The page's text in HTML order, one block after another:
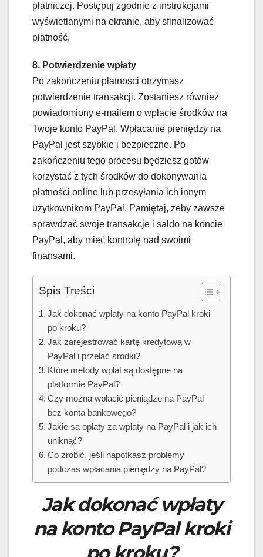
płatniczej. Postępuj zgodnie z instrukcjami
wyświetlanymi na ekranie, aby sfinalizować
płatność.
8. Potwierdzenie wpłaty
Po zakończeniu płatności otrzymasz
potwierdzenie transakcji. Zostaniesz również
powiadomiony e-mailem o wpłacie środków na
Twoje konto PayPal. Wpłacanie pieniędzy na
PayPal jest szybkie i bezpieczne. Po
zakończeniu tego procesu będziesz gotów
korzystać z tych środków do dokonywania
płatności online lub przesyłania ich innym
użytkownikom PayPal. Pamiętaj, żeby zawsze
sprawdzać swoje transakcje i saldo na koncie
PayPal, aby mieć kontrolę nad swoimi
finansami.
Spis Treści
Jak dokonać wpłaty na konto PayPal kroki
po kroku?
Jak zarejestrować kartę kredytową w
PayPal i przelać środki?
Które metody wpłat są dostępne na
platformie PayPal?
Czy można wpłacić pieniądze na PayPal
bez konta bankowego?
Jakie są opłaty za wpłaty na PayPal i jak ich
uniknąć?
Co zrobić, jeśli napotkasz problemy
podczas wpłacania pieniędzy na PayPal?
Jak dokonać wpłaty
na konto PayPal kroki